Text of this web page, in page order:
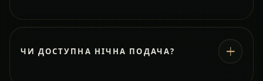
ЧИ ДОСТУПНА НІЧНА ПОДАЧА?